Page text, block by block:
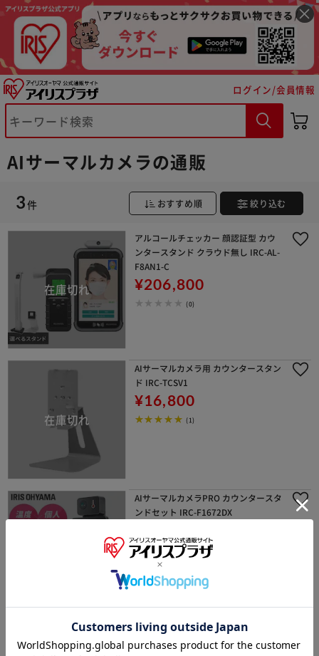
ログイン/会員情報
AIサーマルカメラの通販
3件 おすすめ順 絞り込む
アルコールチェッカー 顔認証型 カウ
ンタースタンド クラウド無し IRC-AL-
F8AN1-C
¥206,800
(0)
AIサーマルカメラ用 カウンタースタン
ド IRC-TCSV1
¥16,800
(1)
AIサーマルカメラPRO カウンタースタ
ンドセット IRC-F1672DX
(0)
1
※ご確認ください
カートに入れる